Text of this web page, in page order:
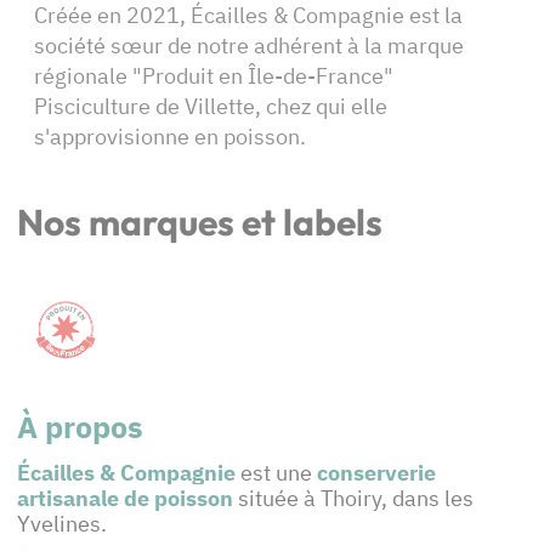
Créée en 2021, Écailles & Compagnie est la
société sœur de notre adhérent à la marque
régionale "Produit en Île-de-France"
Pisciculture de Villette, chez qui elle
s'approvisionne en poisson.
Nos marques et labels
À propos
Écailles & Compagnie est une conserverie
artisanale de poisson située à Thoiry, dans les
Yvelines.